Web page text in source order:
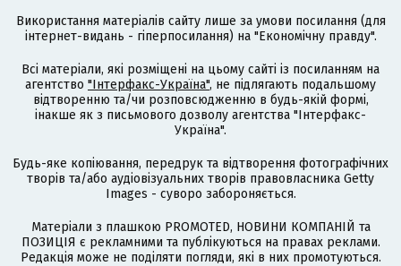
Використання матеріалів сайту лише за умови посилання (для
інтернет-видань - гіперпосилання) на "Економічну правду".
Всі матеріали, які розміщені на цьому сайті із посиланням на
агентство "Інтерфакс-Україна", не підлягають подальшому
відтворенню та/чи розповсюдженню в будь-якій формі,
інакше як з письмового дозволу агентства "Інтерфакс-
Україна".
Будь-яке копіювання, передрук та відтворення фотографічних
творів та/або аудіовізуальних творів правовласника Getty
Images - суворо забороняється.
Матеріали з плашкою PROMOTED, НОВИНИ КОМПАНІЙ та
ПОЗИЦІЯ є рекламними та публікуються на правах реклами.
Редакція може не поділяти погляди, які в них промотуються.